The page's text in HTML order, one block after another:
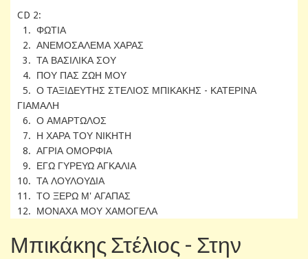
CD 2:
1. ΦΩΤΙΑ
2. ΑΝΕΜΟΣΑΛΕΜΑ ΧΑΡΑΣ
3. ΤΑ ΒΑΣΙΛΙΚΑ ΣΟΥ
4. ΠΟΥ ΠΑΣ ΖΩΗ ΜΟΥ
5. Ο ΤΑΞΙΔΕΥΤΗΣ ΣΤΕΛΙΟΣ ΜΠΙΚΑΚΗΣ - ΚΑΤΕΡΙΝΑ
ΓΙΑΜΑΛΗ
6. Ο ΑΜΑΡΤΩΛΟΣ
7. Η ΧΑΡΑ ΤΟΥ ΝΙΚΗΤΗ
8. ΑΓΡΙΑ ΟΜΟΡΦΙΑ
9. ΕΓΩ ΓΥΡΕΥΩ ΑΓΚΑΛΙΑ
10. ΤΑ ΛΟΥΛΟΥΔΙΑ
11. ΤΟ ΞΕΡΩ Μ' ΑΓΑΠΑΣ
12. ΜΟΝΑΧΑ ΜΟΥ ΧΑΜΟΓΕΛΑ
Μπικάκης Στέλιος - Στην